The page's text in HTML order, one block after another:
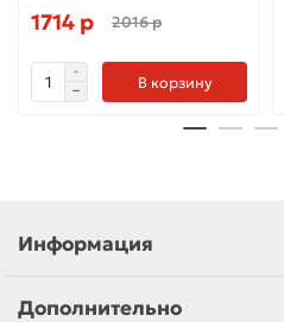
1714 р 2016 р
В корзину
Информация
Дополнительно